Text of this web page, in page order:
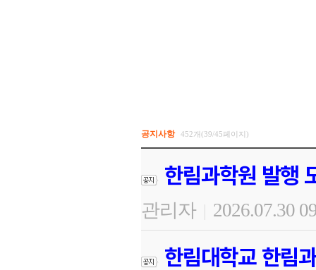
공지사항 452개(39/45페이지)
한림과학원 발행
관리자 | 2026.07.30
한림대학교 한림